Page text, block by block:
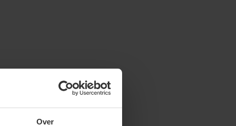
Over